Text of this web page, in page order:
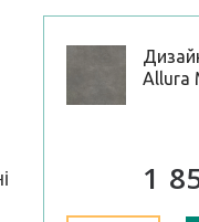
Allura
1